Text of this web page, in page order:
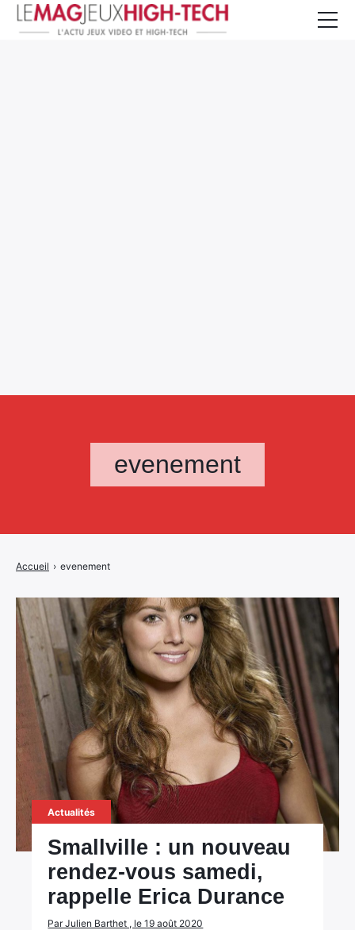
evenement
Accueil › evenement
Actualités
Smallville : un nouveau
rendez-vous samedi,
rappelle Erica Durance
Par Julien Barthet , le 19 août 2020